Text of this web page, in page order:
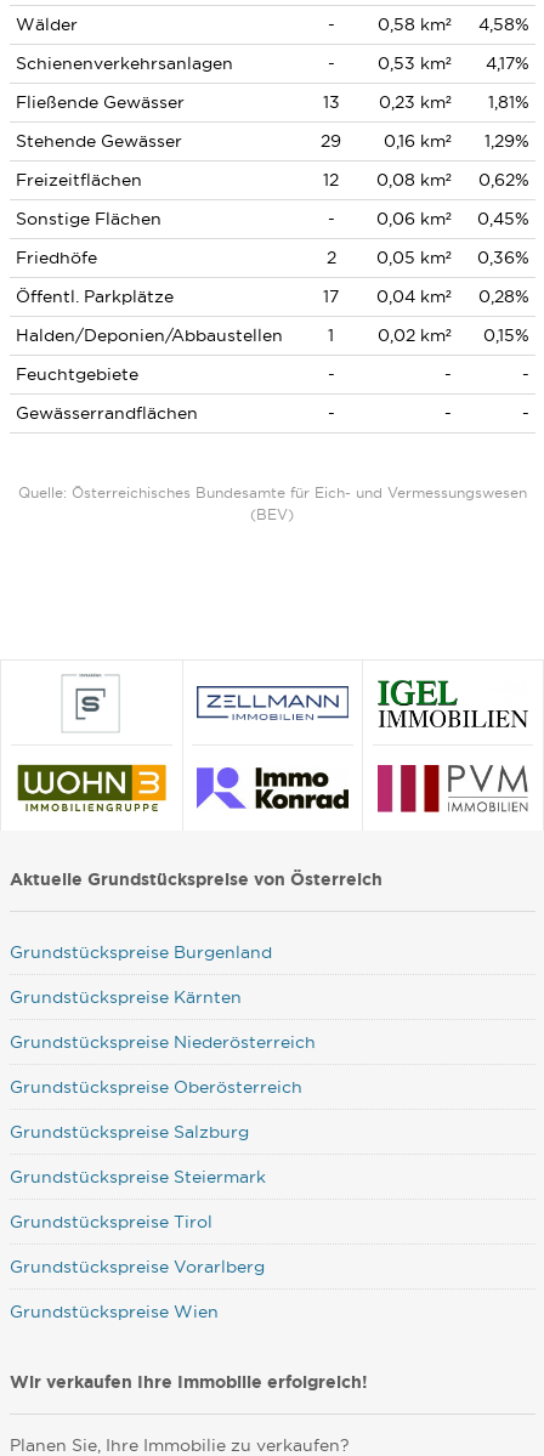
Wälder - 0,58 km²
4,58%
Schienenverkehrsanlagen
- 0,53 km²
4,17%
Fließende Gewässer
13 0,23 km²
1,81%
Stehende Gewässer
29 0,16 km²
1,29%
Freizeitflächen
12 0,08 km²
0,62%
Sonstige Flächen
- 0,06 km²
0,45%
Friedhöfe
2 0,05 km²
0,36%
Öffentl. Parkplätze
17 0,04 km²
0,28%
Halden/Deponien/Abbaustellen
1 0,02 km²
0,15%
Feuchtgebiete
- -
-
Gewässerrandflächen
- - -
Quelle: Österreichisches Bundesamte für Eich- und Vermessungswesen
(BEV)
Aktuelle Grundstückspreise von Österreich
Grundstückspreise Burgenland
Grundstückspreise Kärnten
Grundstückspreise Niederösterreich
Grundstückspreise Oberösterreich
Grundstückspreise Salzburg
Grundstückspreise Steiermark
Grundstückspreise Tirol
Grundstückspreise Vorarlberg
Grundstückspreise Wien
Wir verkaufen Ihre Immobilie erfolgreich!
Planen Sie, Ihre Immobilie zu verkaufen?